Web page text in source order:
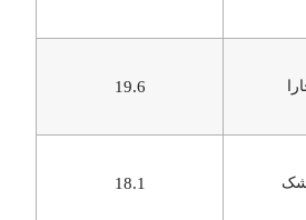
19.6
18.1